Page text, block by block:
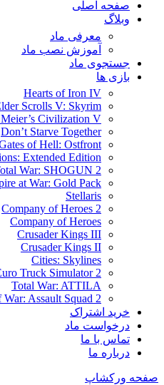
صفحه اصلی
وبلاگ
معرفی ماد
آموزش نصب ماد
جستجوی ماد
بازی ها
Hearts of Iron IV
Scrolls V: Skyrim
Civilization V
Don’t Starve Together
of Hell: Ostfront
Extended Edition
War: SHOGUN 2
at War: Gold Pack
Stellaris
Company of Heroes 2
Company of Heroes
Crusader Kings III
Crusader Kings II
Cities: Skylines
Truck Simulator 2
Total War: ATTILA
Assault Squad 2
خرید اشتراک
درخواست ماد
تماس با ما
درباره ما
صفحه ورکشاپ